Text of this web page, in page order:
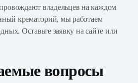
владельцев на каждом
крематорий, мы работаем
Оставьте заявку на сайте или
вопросы